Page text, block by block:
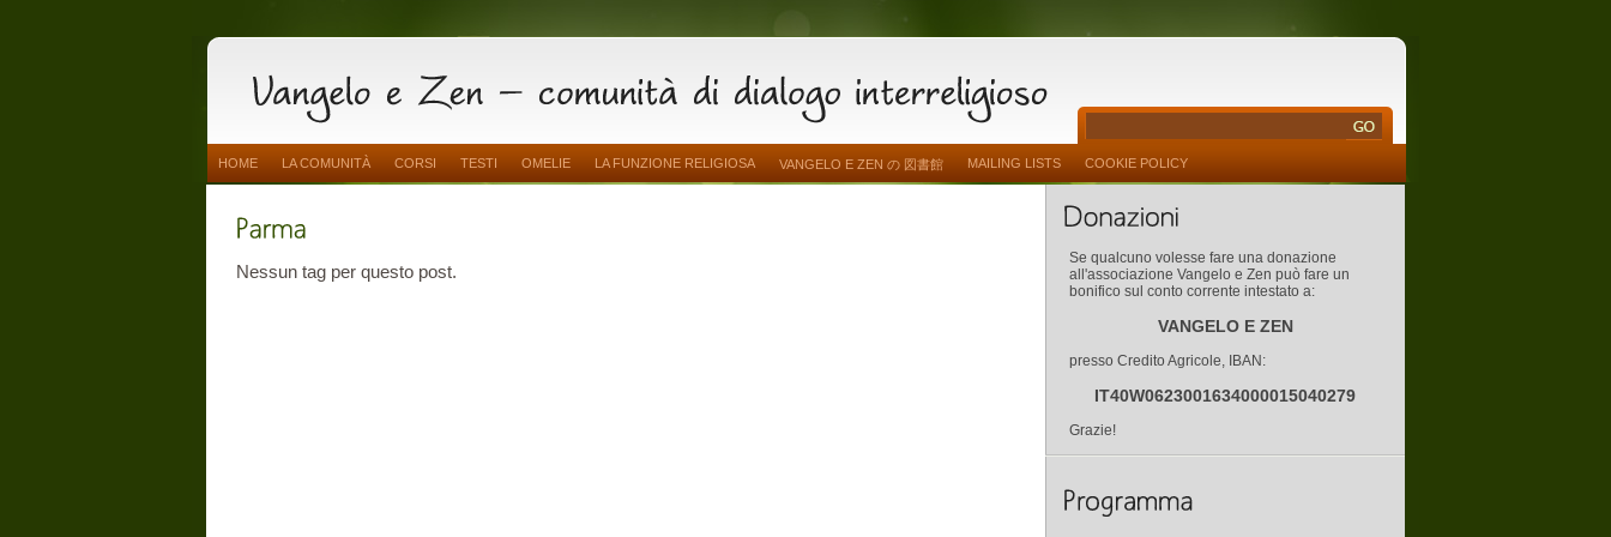
HOME LA COMUNITÀ CORSI TESTI OMELIE LA FUNZIONE RELIGIOSA VANGELO E ZEN の 図書館 MAILING LISTS COOKIE POLICY
Nessun tag per questo post.
Se qualcuno volesse fare una donazione
all'associazione Vangelo e Zen può fare un
bonifico sul conto corrente intestato a:
VANGELO E ZEN
presso Credito Agricole, IBAN:
IT40W0623001634000015040279
Grazie!